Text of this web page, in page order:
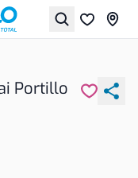
Portillo